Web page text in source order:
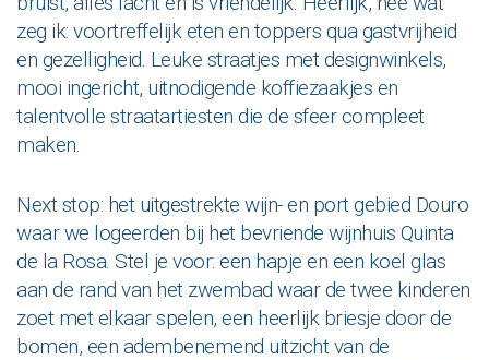
zeg ik: voortreffelijk eten en toppers qua gastvrijheid
en gezelligheid. Leuke straatjes met designwinkels,
mooi ingericht, uitnodigende koffiezaakjes en
talentvolle straatartiesten die de sfeer compleet
maken.
Next stop: het uitgestrekte wijn- en port gebied Douro
waar we logeerden bij het bevriende wijnhuis Quinta
de la Rosa. Stel je voor: een hapje en een koel glas
aan de rand van het zwembad waar de twee kinderen
zoet met elkaar spelen, een heerlijk briesje door de
bomen, een adembenemend uitzicht van de